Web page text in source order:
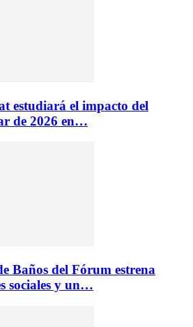
estudiará el impacto del
de 2026 en…
Baños del Fórum estrena
sociales y un…